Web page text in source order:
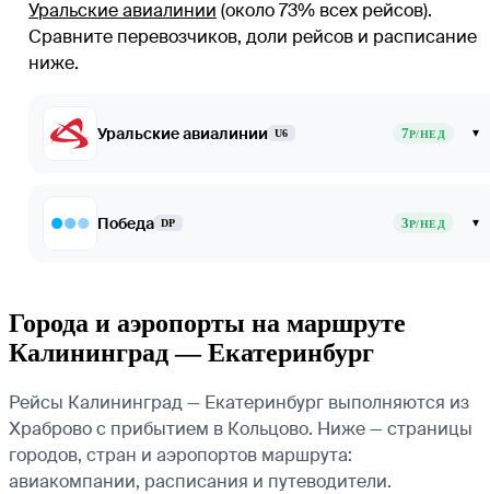
Уральские авиалинии (около 73% всех рейсов).
Сравните перевозчиков, доли рейсов и расписание
ниже.
Уральские авиалинии U6 7Р/НЕД ▾
Победа DP 3Р/НЕД ▾
Города и аэропорты на маршруте
Калининград — Екатеринбург
Рейсы Калининград — Екатеринбург выполняются из
Храброво с прибытием в Кольцово. Ниже — страницы
городов, стран и аэропортов маршрута:
авиакомпании, расписания и путеводители.